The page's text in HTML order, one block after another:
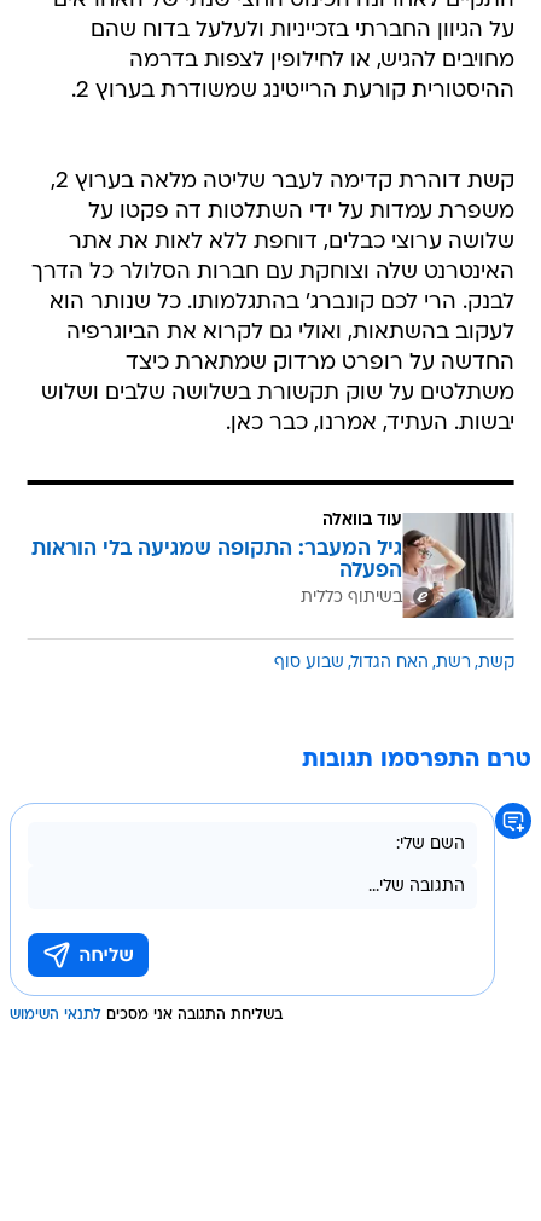
על הגיוון החברתי בזכייניות ולעלעל בדוח שהם
מחויבים להגיש, או לחילופין לצפות בדרמה
ההיסטורית קורעת הרייטינג שמשודרת בערוץ 2.
קשת דוהרת קדימה לעבר שליטה מלאה בערוץ 2,
משפרת עמדות על ידי השתלטות דה פקטו על
שלושה ערוצי כבלים, דוחפת ללא לאות את אתר
האינטרנט שלה וצוחקת עם חברות הסלולר כל הדרך
לבנק. הרי לכם קונברג' בהתגלמותו. כל שנותר הוא
לעקוב בהשתאות, ואולי גם לקרוא את הביוגרפיה
החדשה על רופרט מרדוק שמתארת כיצד
משתלטים על שוק תקשורת בשלושה שלבים ושלוש
יבשות. העתיד, אמרנו, כבר כאן.
עוד בוואלה
גיל המעבר: התקופה שמגיעה בלי הוראות
הפעלה
בשיתוף כללית
קשת רשת האח הגדול שבוע סוף
טרם התפרסמו תגובות
בשליחת התגובה אני מסכים לתנאי השימוש